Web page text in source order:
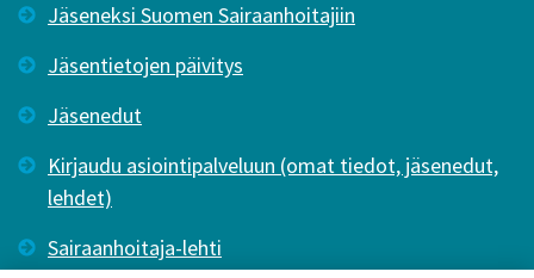
Jäseneksi Suomen Sairaanhoitajiin
Jäsentietojen päivitys
Jäsenedut
Kirjaudu asiointipalveluun (omat tiedot, jäsenedut,
lehdet)
Sairaanhoitaja-lehti